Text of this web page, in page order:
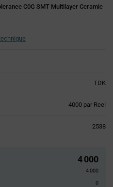
C0G SMT Multilayer Ceramic
TDK
4000 par Reel
2538
4 000
4 000
0